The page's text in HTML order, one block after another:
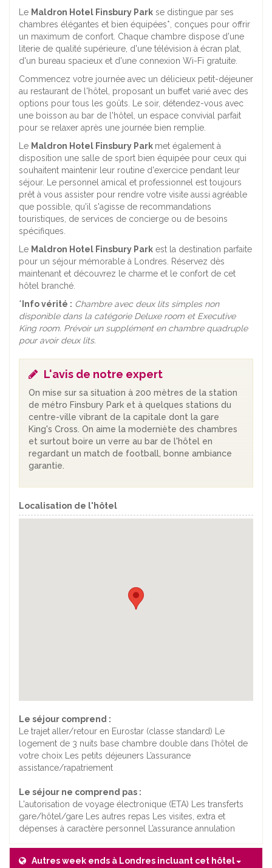
Le Maldron Hotel Finsbury Park se distingue par ses
chambres élégantes et bien équipées*, conçues pour offrir
un maximum de confort. Chaque chambre dispose d'une
literie de qualité supérieure, d'une télévision à écran plat,
d'un bureau spacieux et d'une connexion Wi-Fi gratuite.
Commencez votre journée avec un délicieux petit-déjeuner
au restaurant de l'hôtel, proposant un buffet varié avec des
options pour tous les goûts. Le soir, détendez-vous avec
une boisson au bar de l'hôtel, un espace convivial parfait
pour se relaxer après une journée bien remplie.
Le Maldron Hotel Finsbury Park met également à
disposition une salle de sport bien équipée pour ceux qui
souhaitent maintenir leur routine d'exercice pendant leur
séjour. Le personnel amical et professionnel est toujours
prêt à vous assister pour rendre votre visite aussi agréable
que possible, qu'il s'agisse de recommandations
touristiques, de services de concierge ou de besoins
spécifiques.
Le Maldron Hotel Finsbury Park est la destination parfaite
pour un séjour mémorable à Londres. Réservez dès
maintenant et découvrez le charme et le confort de cet
hôtel branché.
* Info vérité : Chambre avec deux lits simples non
disponible dans la catégorie Deluxe room et Executive
King room. Prévoir un supplément en chambre quadruple
pour avoir deux lits.
L'avis de notre expert
On mise sur sa situation à 200 mètres de la station
de métro Finsbury Park et à quelques stations du
centre-ville vibrant de la capitale dont la gare
King's Cross. On aime la moderniète des chambres
et surtout boire un verre au bar de l'hôtel en
regardant un match de football, bonne ambiance
garantie.
Localisation de l'hôtel
Le séjour comprend :
Le trajet aller/retour en Eurostar (classe standard) Le
logement de 3 nuits base chambre double dans l’hôtel de
votre choix Les petits déjeuners L’assurance
assistance/rapatriement
Le séjour ne comprend pas :
L'autorisation de voyage électronique (ETA) Les transferts
gare/hôtel/gare Les autres repas Les visites, extra et
dépenses à caractère personnel L’assurance annulation
Autres week ends à Londres incluant cet hôtel